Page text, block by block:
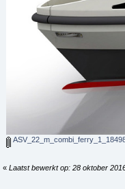
« Laatst bewerkt op: 28 oktober